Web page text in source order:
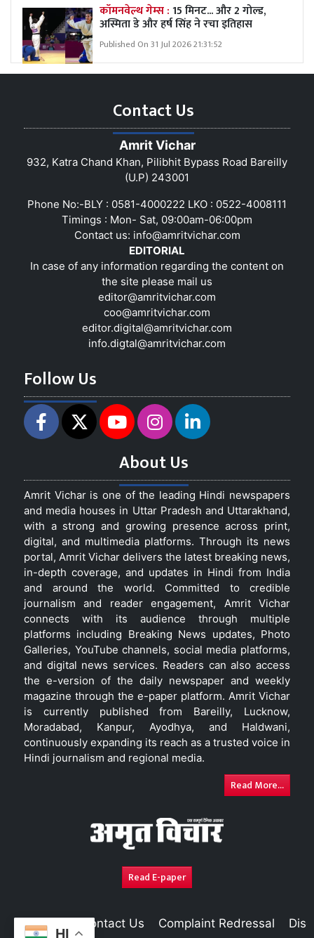
HI
कॉमनवेल्थ गेम्स :15 मिनट... और 2 गोल्ड,
अस्मिता डे और हर्ष सिंह ने रचा इतिहास
Published On 31 Jul 2026 21:31:52
Contact Us
Amrit Vichar
932, Katra Chand Khan, Pilibhit Bypass Road Bareilly
(U.P) 243001
Phone No:-BLY : 0581-4000222 LKO : 0522-4008111
Timings : Mon- Sat, 09:00am-06:00pm
Contact us: info@amritvichar.com
EDITORIAL
In case of any information regarding the content on
the site please mail us
editor@amritvichar.com
coo@amritvichar.com
editor.digital@amritvichar.com
info.digtal@amritvichar.com
Follow Us
About Us
Amrit Vichar is one of the leading Hindi newspapers
and media houses in Uttar Pradesh and Uttarakhand,
with a strong and growing presence across print,
digital, and multimedia platforms. Through its news
portal, Amrit Vichar delivers the latest breaking news,
in-depth coverage, and updates in Hindi from India
and around the world. Committed to credible
journalism and reader engagement, Amrit Vichar
connects with its audience through multiple
platforms including Breaking News updates, Photo
Galleries, YouTube channels, social media platforms,
and digital news services. Readers can also access
the e-version of the daily newspaper and weekly
magazine through the e-paper platform. Amrit Vichar
is currently published from Bareilly, Lucknow,
Moradabad, Kanpur, Ayodhya, and Haldwani,
continuously expanding its reach as a trusted voice in
Hindi journalism and regional media.
Read More...
Read E-paper
About Us Contact Us Complaint Redressal